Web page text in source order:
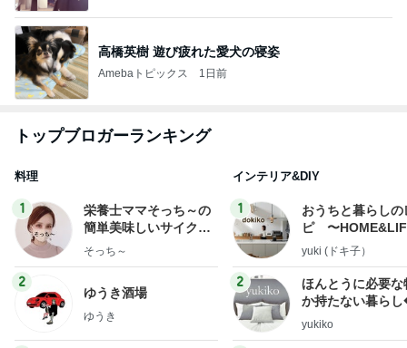
高橋英樹 遊び疲れた愛犬の寝姿
Amebaトピックス 1日前
トップブロガーランキング
料理
1
栄養士ママそっち～の
簡単美味しいサイクル
献立
そっち～
2
ゆうき酒場
ゆうき
インテリア&DIY
1
おうちと暮らしの
ピ 〜
yuki (ドキ子）
2
ほんとうに必要な
か持たない暮ら
ep Life Simple◆
yukiko